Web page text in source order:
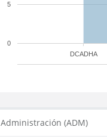
DCADHA
0
5
Administración (ADM)